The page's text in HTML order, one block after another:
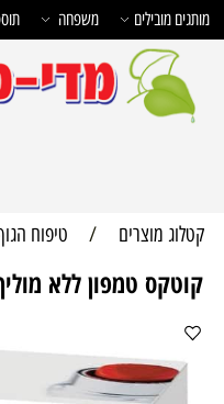
משפחה תוספי בריאות
/ טיפוח הגוף /
טמפון ללא מוליך נורמל